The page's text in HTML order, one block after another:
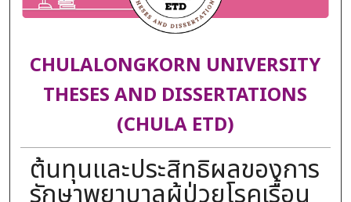
CHULALONGKORN UNIVERSITY
THESES AND DISSERTATIONS
(CHULA ETD)
ต้นทุนและประสิทธิผลของการ